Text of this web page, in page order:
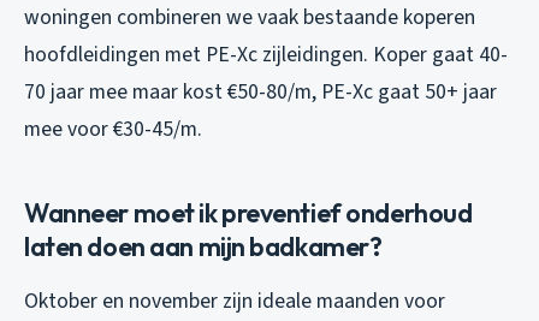
woningen combineren we vaak bestaande koperen
hoofdleidingen met PE-Xc zijleidingen. Koper gaat 40-
70 jaar mee maar kost €50-80/m, PE-Xc gaat 50+ jaar
mee voor €30-45/m.
Wanneer moet ik preventief onderhoud
laten doen aan mijn badkamer?
Oktober en november zijn ideale maanden voor